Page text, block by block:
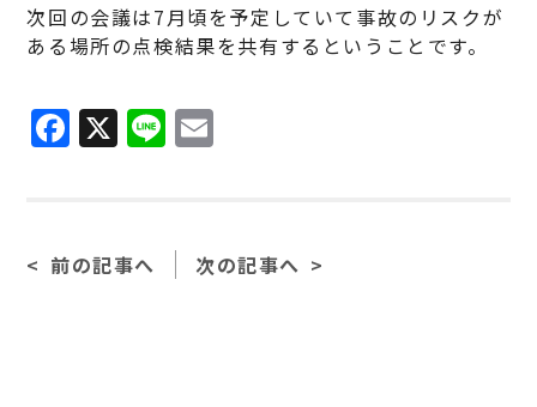
次回の会議は7月頃を予定していて事故のリスクが
ある場所の点検結果を共有するということです。
F
a
b
X Li
n
前の記事へ 次の記事へ